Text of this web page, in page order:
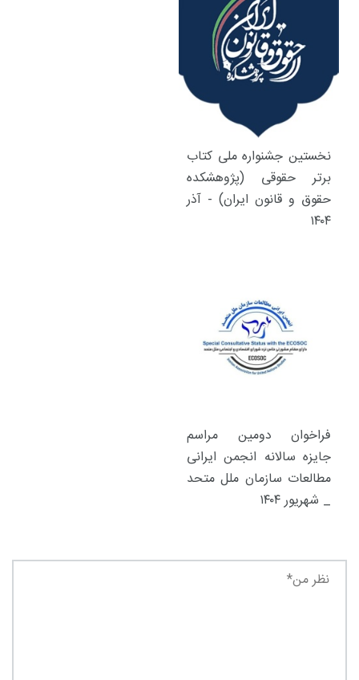
نخستین جشنواره ملی کتاب
برتر حقوقی (پژوهشکده
حقوق و قانون ایران) - آذر
۱۴۰۴
فراخوان دومین مراسم
جایزه سالانه انجمن ایرانی
مطالعات سازمان ملل متحد
_ شهریور ۱۴۰۴